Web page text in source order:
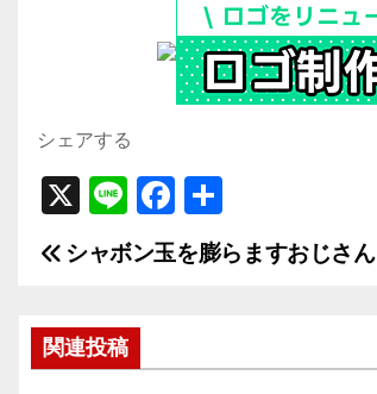
シェアする
X Li
n
e
F
a
c
有
投
ナ
シャボン玉を膨らますおじさん
関連投稿